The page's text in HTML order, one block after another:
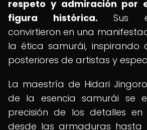
respeto y admiración por
figura histórica. Sus
convirtieron en una
la ética samurái, inspirando
posteriores de artistas y
La maestría de Hidari
de la esencia samurái se
precisión de los detalles en
desde las armaduras hasta